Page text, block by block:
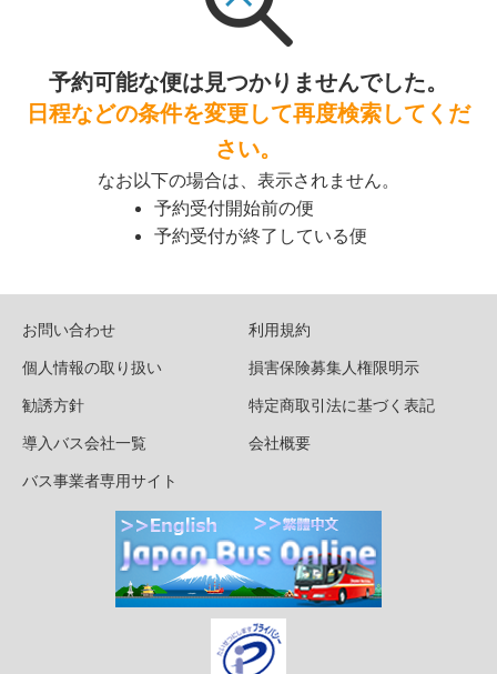
予約可能な便は見つかりませんでした。
日程などの条件を変更して再度検索してくだ
さい。
なお以下の場合は、表示されません。
予約受付開始前の便
予約受付が終了している便
お問い合わせ
利用規約
個人情報の取り扱い
損害保険募集人権限明示
勧誘方針
特定商取引法に基づく表記
導入バス会社一覧
会社概要
バス事業者専用サイト